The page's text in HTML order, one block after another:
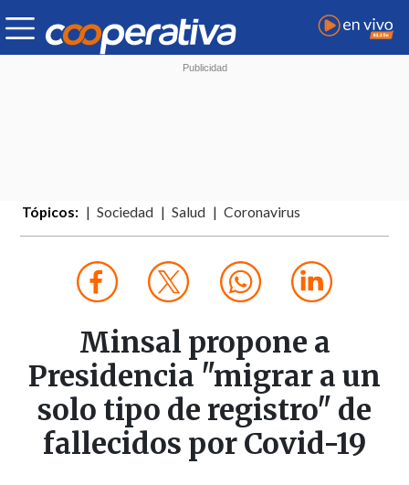
Tópicos: Sociedad Salud Coronavirus
Minsal propone a
Presidencia "migrar a un
solo tipo de registro" de
fallecidos por Covid-19